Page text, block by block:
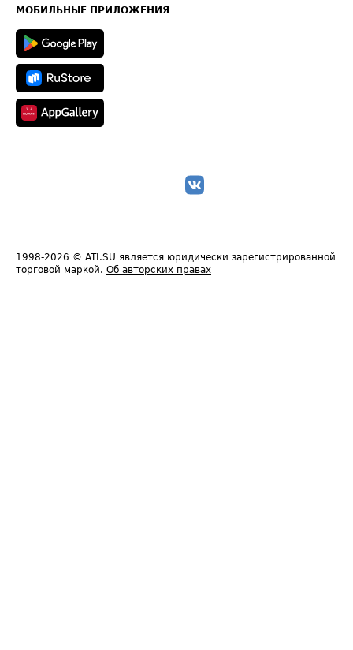
Техническая информация
МОБИЛЬНЫЕ ПРИЛОЖЕНИЯ
1998-2026 © ATI.SU является юридически зарегистрированной
торговой маркой. Об авторских правах